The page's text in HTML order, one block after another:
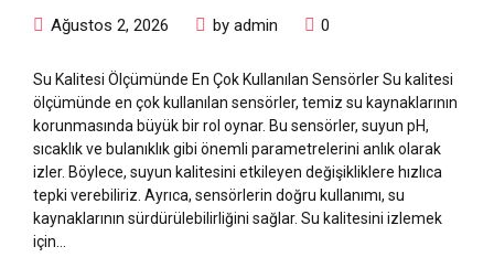
Ağustos 2, 2026 by admin 0
Su Kalitesi Ölçümünde En Çok Kullanılan Sensörler Su kalitesi
ölçümünde en çok kullanılan sensörler, temiz su kaynaklarının
korunmasında büyük bir rol oynar. Bu sensörler, suyun pH,
sıcaklık ve bulanıklık gibi önemli parametrelerini anlık olarak
izler. Böylece, suyun kalitesini etkileyen değişikliklere hızlıca
tepki verebiliriz. Ayrıca, sensörlerin doğru kullanımı, su
kaynaklarının sürdürülebilirliğini sağlar. Su kalitesini izlemek
için...